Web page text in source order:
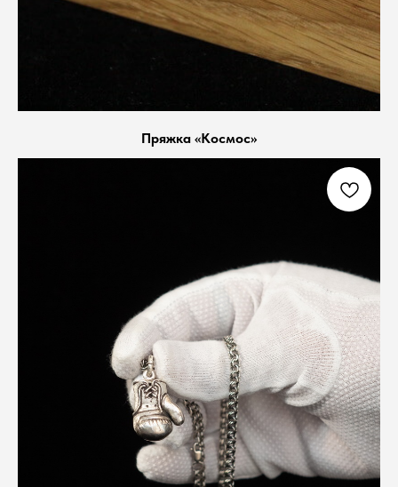
Пряжка «Космос»